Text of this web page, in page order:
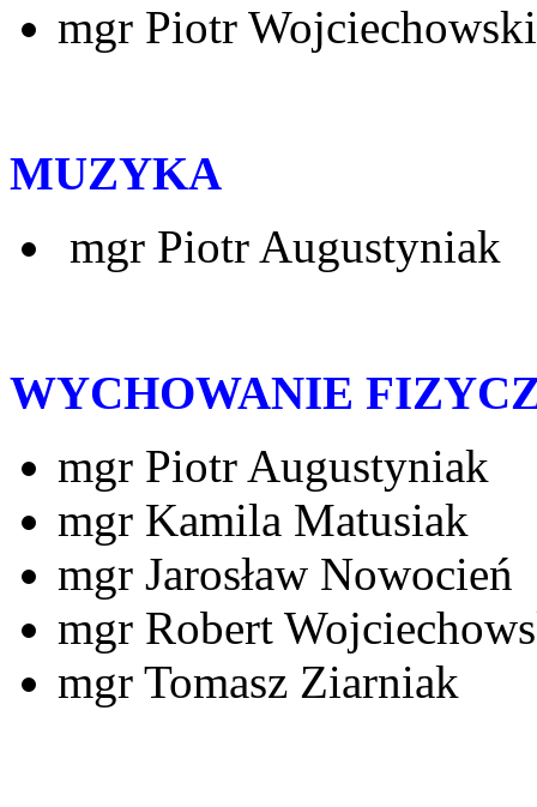
mgr Piotr Wojciechowski
MUZYKA
mgr Piotr Augustyniak
WYCHOWANIE
mgr Piotr Augustyniak
mgr Kamila Matusiak
mgr Jarosław Nowocień
mgr Robert
mgr Tomasz Ziarniak